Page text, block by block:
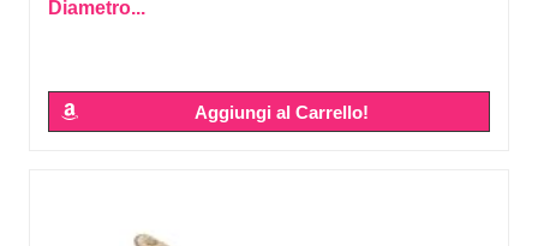
Diametro...
Aggiungi al Carrello!